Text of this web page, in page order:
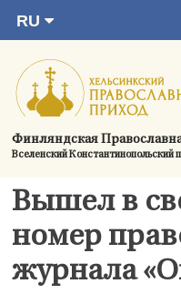
содержимому
Финляндская
Вселенский Константинопольский
RU
SV
EN
UA
Главная страница
Актуальное
Україна
О приходе
Контактная
Вышел в
номер
журнала